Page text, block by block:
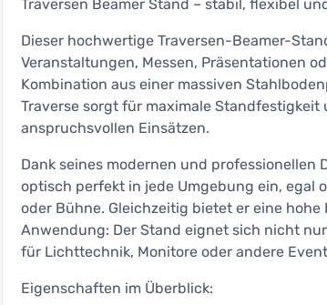
Traversen Beamer Stand – stabil, flexibel
Dieser hochwertige Traversen-Beamer-
Veranstaltungen, Messen, Präsentationen
Kombination aus einer massiven
Traverse sorgt für maximale Standfestigkeit
anspruchsvollen Einsätzen.
Dank seines modernen und professionellen
optisch perfekt in jede Umgebung ein, egal
oder Bühne. Gleichzeitig bietet er eine
Anwendung: Der Stand eignet sich nicht
für Lichttechnik, Monitore oder andere
Eigenschaften im Überblick: